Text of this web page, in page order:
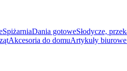
SpiżarniaDania gotoweSłodycze,
Akcesoria do domuArtykuły